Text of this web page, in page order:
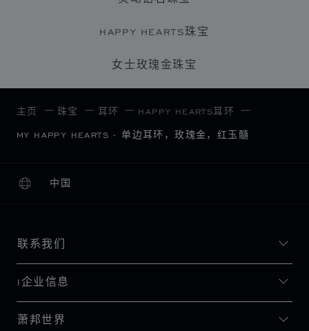
HAPPY HEARTS珠宝
女士玫瑰金珠宝
主页 珠宝 耳环 HAPPY HEARTS耳环
MY HAPPY HEARTS - 单边耳环，玫瑰金，红玉髓
中国
本地化（更改国家/地区）
更改国家/地区
联系我们
I企业信息
萧邦世界